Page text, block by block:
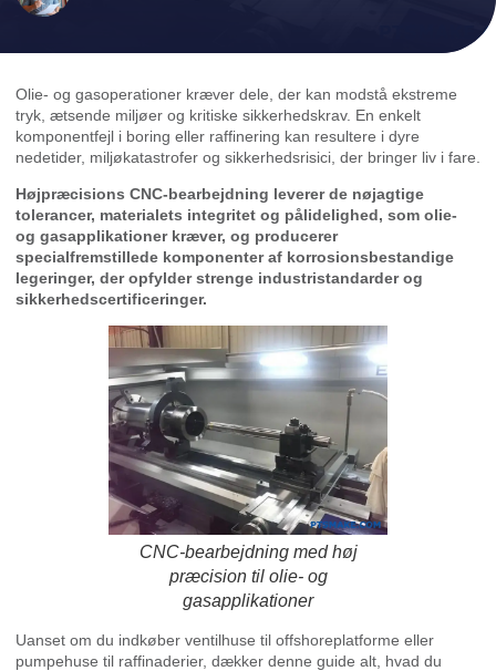
Olie- og gasoperationer kræver dele, der kan modstå ekstreme
tryk, ætsende miljøer og kritiske sikkerhedskrav. En enkelt
komponentfejl i boring eller raffinering kan resultere i dyre
nedetider, miljøkatastrofer og sikkerhedsrisici, der bringer liv i fare.
Højpræcisions CNC-bearbejdning leverer de nøjagtige
tolerancer, materialets integritet og pålidelighed, som olie-
og gasapplikationer kræver, og producerer
specialfremstillede komponenter af korrosionsbestandige
legeringer, der opfylder strenge industristandarder og
sikkerhedscertificeringer.
CNC-bearbejdning med høj
præcision til olie- og
gasapplikationer
Uanset om du indkøber ventilhuse til offshoreplatforme eller
pumpehuse til raffinaderier, dækker denne guide alt, hvad du